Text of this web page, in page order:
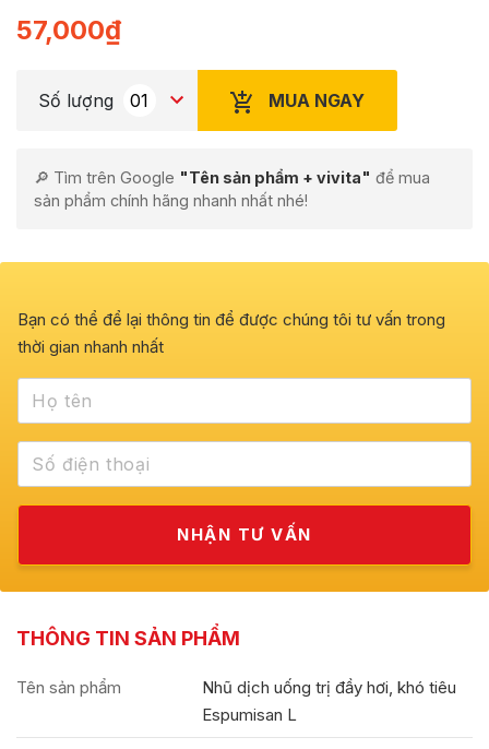
57,000₫
Số lượng MUA NGAY
🔎 Tìm trên Google "Tên sản phẩm + vivita" để mua
sản phẩm chính hãng nhanh nhất nhé!
Bạn có thể để lại thông tin để được chúng tôi tư vấn trong
thời gian nhanh nhất
THÔNG TIN SẢN PHẨM
Tên sản phẩm
Nhũ dịch uống trị đầy hơi, khó tiêu
Espumisan L